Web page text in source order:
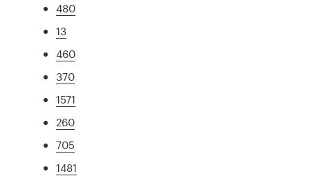
480
13
460
370
1571
260
705
1481